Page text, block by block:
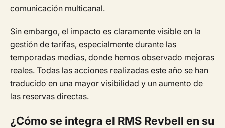
comunicación multicanal.
Sin embargo, el impacto es claramente visible en la
gestión de tarifas, especialmente durante las
temporadas medias, donde hemos observado mejoras
reales. Todas las acciones realizadas este año se han
traducido en una mayor visibilidad y un aumento de
las reservas directas.
¿Cómo se integra el RMS Revbell en su